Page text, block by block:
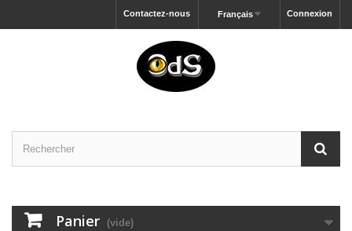
Connexion
Français
Contactez-nous
Panier (vide)